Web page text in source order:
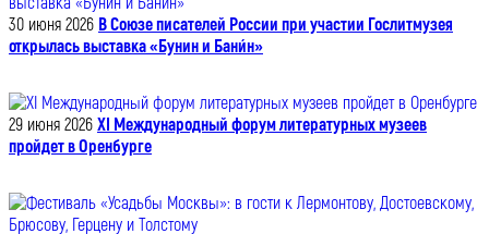
30 июня 2026 В Союзе писателей России при участии Гослитмузея
открылась выставка «Бунин и Бани́н»
29 июня 2026 XI Международный форум литературных музеев
пройдет в Оренбурге